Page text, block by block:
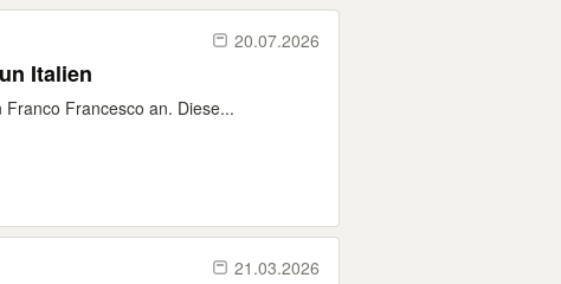
20.07.2026
Italien
Francesco an. Diese...
21.03.2026